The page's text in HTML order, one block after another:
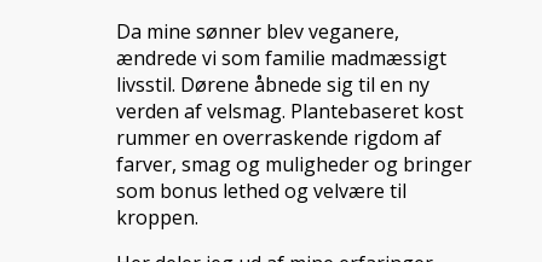
Da mine sønner blev veganere,
ændrede vi som familie madmæssigt
livsstil. Dørene åbnede sig til en ny
verden af velsmag. Plantebaseret kost
rummer en overraskende rigdom af
farver, smag og muligheder og bringer
som bonus lethed og velvære til
kroppen.